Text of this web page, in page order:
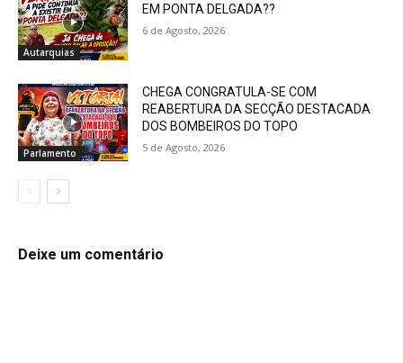
Autarquias
EM PONTA DELGADA??
6 de Agosto, 2026
Parlamento
CHEGA CONGRATULA-SE COM
REABERTURA DA SECÇÃO DESTACADA
DOS BOMBEIROS DO TOPO
5 de Agosto, 2026
Deixe um comentário